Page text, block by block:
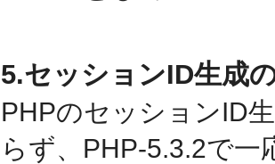
5.セッションID生成
PHPのセッションID
らず、PHP-5.3.2で